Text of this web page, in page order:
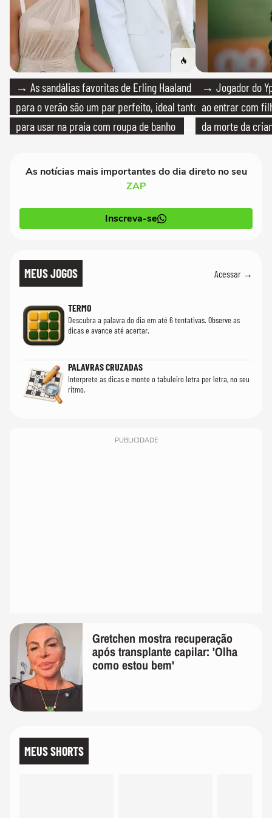
→ As sandálias favoritas de Erling Haaland
para o verão são um par perfeito, ideal tanto
para usar na praia com roupa de banho
→ Jogador do
ao entrar com
da morte da
As notícias mais importantes do dia direto no seu
ZAP
Inscreva-se
MEUS JOGOS Acessar →
TERMO
Descubra a palavra do dia em até 6 tentativas. Observe as
dicas e avance até acertar.
PALAVRAS CRUZADAS
Interprete as dicas e monte o tabuleiro letra por letra, no seu
ritmo.
PUBLICIDADE
Gretchen mostra recuperação
após transplante capilar: 'Olha
como estou bem'
MEUS SHORTS